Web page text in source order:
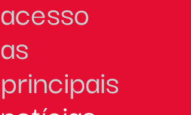
acesso
as
principais